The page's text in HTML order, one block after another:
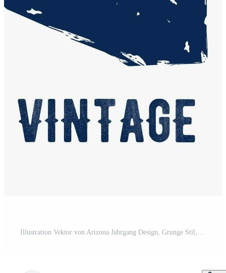
Illustration Vektor von Arizona Jahrgang Design, Grunge Stil, perfekt zum drucken, T-Shirt Design Pro-Vektor und Pro-SVG